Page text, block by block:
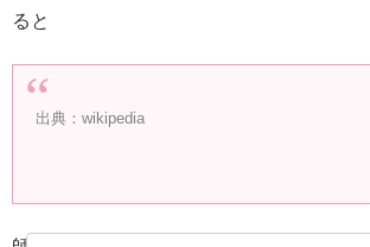
ると
出典：wikipedia